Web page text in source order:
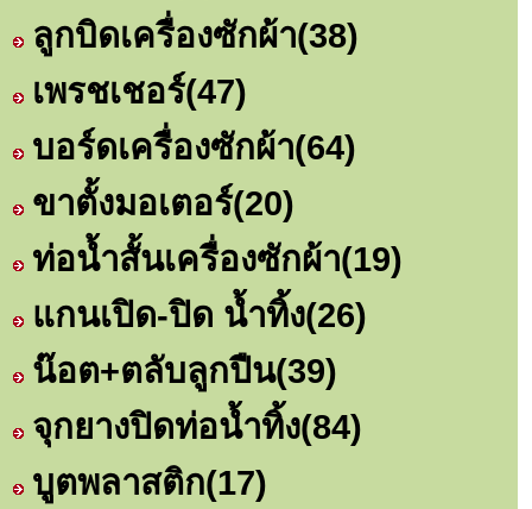
ลูกบิดเครื่องซักผ้า(38)
เพรชเชอร์(47)
บอร์ดเครื่องซักผ้า(64)
ขาตั้งมอเตอร์(20)
ท่อน้ำสั้นเครื่องซักผ้า(19)
แกนเปิด-ปิด น้ำทิ้ง(26)
น๊อต+ตลับลูกปืน(39)
จุกยางปิดท่อน้ำทิ้ง(84)
บูตพลาสติก(17)